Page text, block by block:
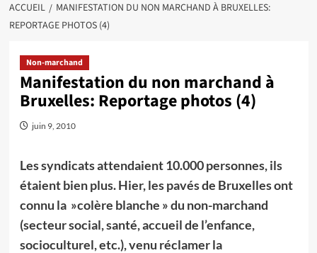
ACCUEIL
MANIFESTATION DU NON MARCHAND À BRUXELLES:
REPORTAGE PHOTOS (4)
Non-marchand
Manifestation du non marchand à
Bruxelles: Reportage photos (4)
juin 9, 2010
Les syndicats attendaient 10.000 personnes, ils
étaient bien plus. Hier, les pavés de Bruxelles ont
connu la »colère blanche » du non-marchand
(secteur social, santé, accueil de l’enfance,
socioculturel, etc.), venu réclamer la